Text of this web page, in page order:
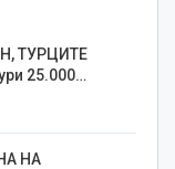
ТУРЦИТЕ
25.000…
НА